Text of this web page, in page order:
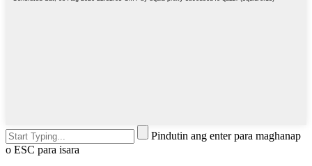
Pindutin ang enter para maghanap
o ESC para isara